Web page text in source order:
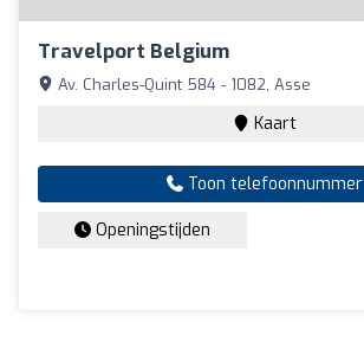
Travelport Belgium
Av. Charles-Quint 584 - 1082, Asse
Kaart
Toon telefoonnummer
Openingstijden